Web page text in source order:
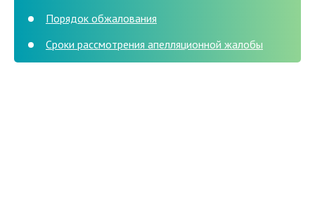
Порядок обжалования
Сроки рассмотрения апелляционной жалобы